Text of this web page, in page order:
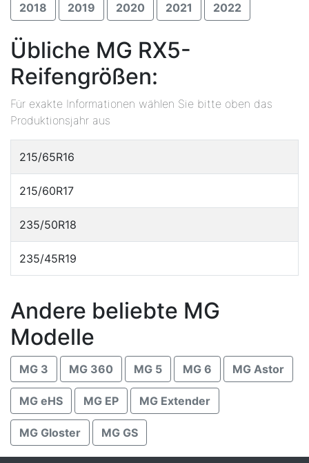
2018 2019 2020 2021 2022
Übliche MG RX5-
Reifengrößen:
Für exakte Informationen wählen Sie bitte oben das
Produktionsjahr aus
215/65R16
215/60R17
235/50R18
235/45R19
Andere beliebte MG
Modelle
MG 3 MG 360 MG 5 MG 6 MG Astor
MG eHS MG EP MG Extender
MG Gloster MG GS